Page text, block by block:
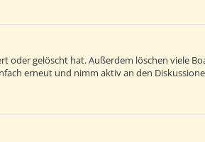
gelöscht hat. Außerdem löschen viele
erneut und nimm aktiv an den